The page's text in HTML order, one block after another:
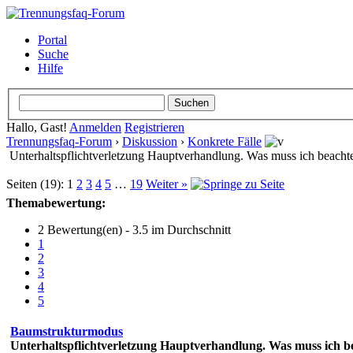
Portal
Suche
Hilfe
Hallo, Gast! Anmelden Registrieren
Trennungsfaq-Forum › Diskussion › Konkrete Fälle
Unterhaltspflichtverletzung Hauptverhandlung. Was muss ich
Seiten (19): 1 2 3 4 5 … 19 Weiter »
Themabewertung:
2 Bewertung(en) - 3.5 im Durchschnitt
1
2
3
4
5
Baumstrukturmodus
Unterhaltspflichtverletzung Hauptverhandlung. Was muss ich